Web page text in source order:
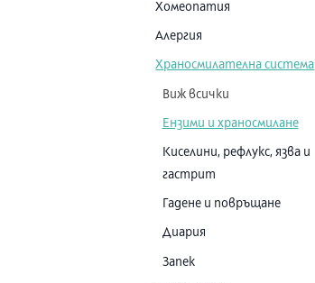
Хомеопатия
Алергия
Храносмилателна система
Виж всички
Ензими и храносмилане
Киселини, рефлукс, язва и
гастрит
Гадене и повръщане
Диария
Запек